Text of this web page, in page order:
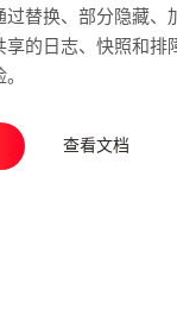
过替换、部分隐藏、
享的日志、快照和排
查看文档